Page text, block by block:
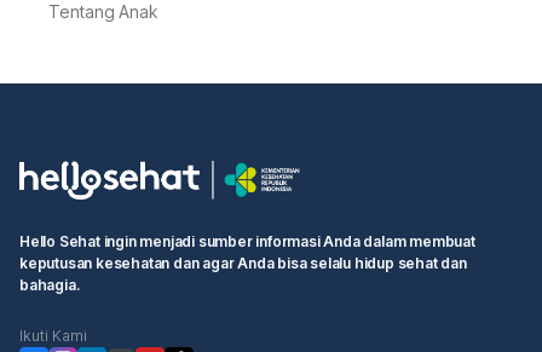
Tentang Anak
Hello Sehat ingin menjadi sumber informasi Anda dalam membuat
keputusan kesehatan dan agar Anda bisa selalu hidup sehat dan
bahagia.
Ikuti Kami